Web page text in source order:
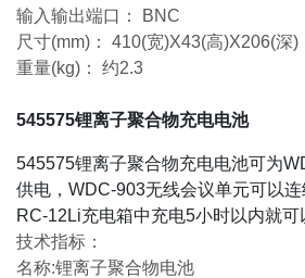
输入输出端口： BNC
尺寸(mm)： 410(宽)X43(高)X206(深)
重量(kg)： 约2.3
545575锂离子聚合物充电电池
545575锂离子聚合物充电电池可为
供电，WDC-903无线会议单元可以
RC-12Li充电箱中充电5小时以内就可
技术指标：
名称:锂离子聚合物电池